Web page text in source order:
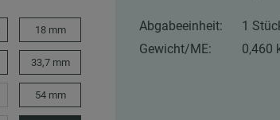
18 mm
33,7 mm
54 mm
Abgabeeinheit:
1
Gewicht/ME:
0,460